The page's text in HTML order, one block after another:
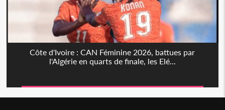
Côte d'Ivoire : CAN Féminine 2026, battues par
l'Algérie en quarts de finale, les Elé...